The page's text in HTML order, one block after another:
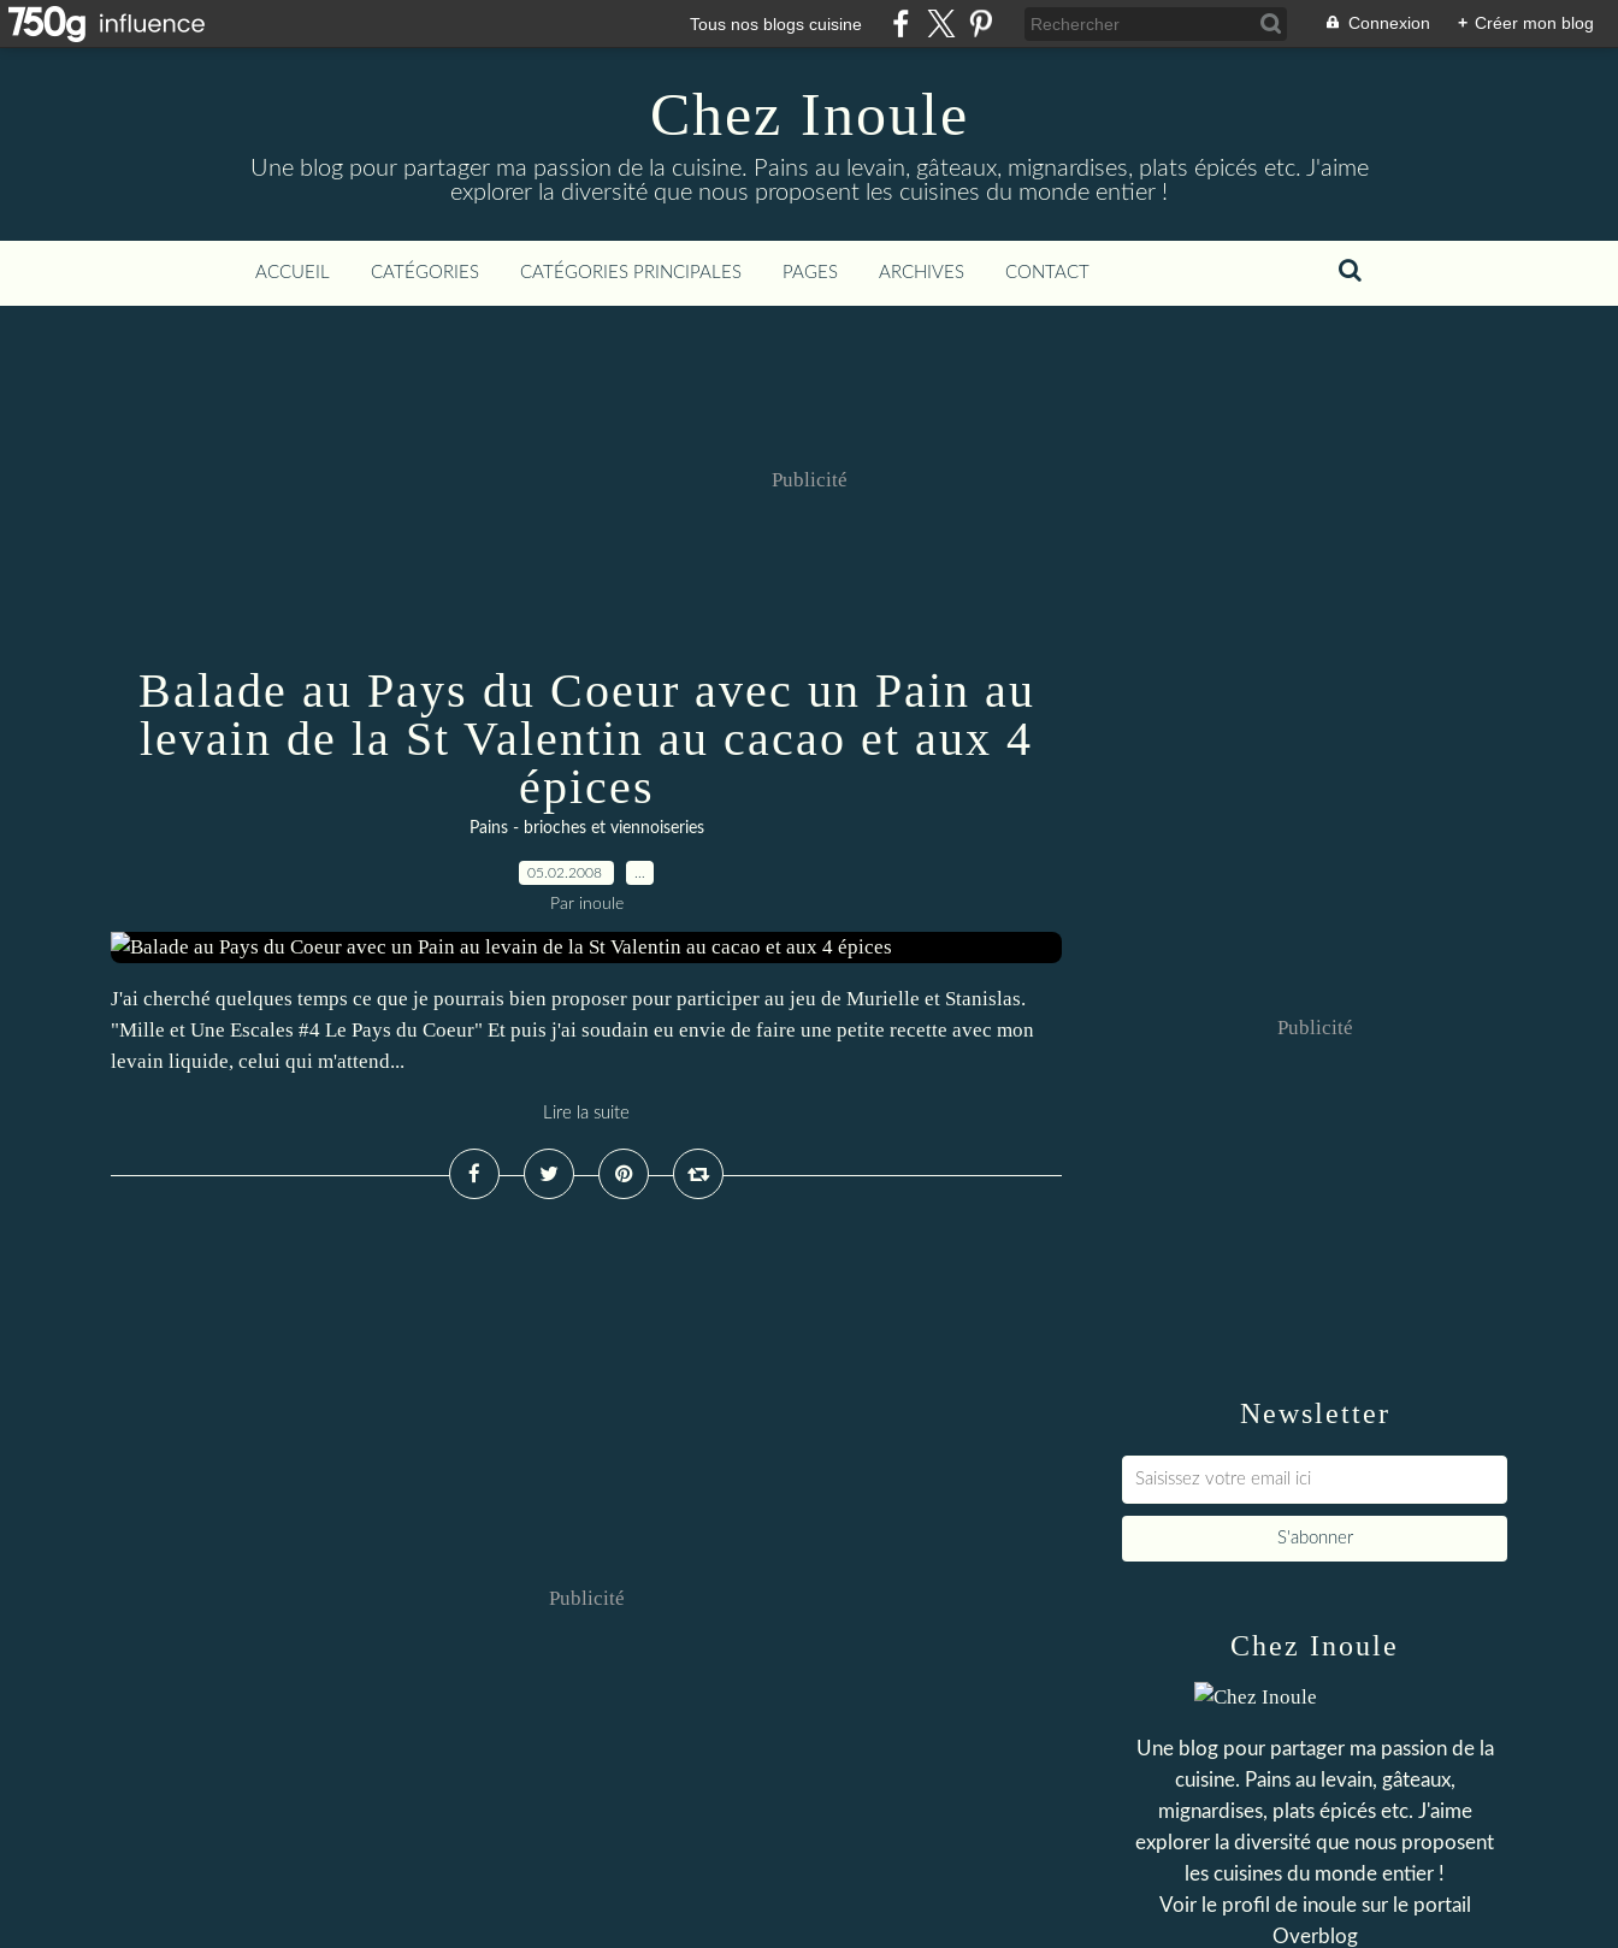
Tous nos blogs cuisine Connexion + Créer mon blog
Chez Inoule
Une blog pour partager ma passion de la cuisine. Pains au levain, gâteaux, mignardises, plats épicés etc. J'aime
explorer la diversité que nous proposent les cuisines du monde entier !
ACCUEIL CATÉGORIES CATÉGORIES PRINCIPALES PAGES ARCHIVES CONTACT
Publicité
Balade au Pays du Coeur avec un Pain au
levain de la St Valentin au cacao et aux 4
épices
Pains - brioches et viennoiseries
05.02.2008
Par inoule
J'ai cherché quelques temps ce que je pourrais bien proposer pour participer au jeu de Murielle et Stanislas.
"Mille et Une Escales #4 Le Pays du Coeur" Et puis j'ai soudain eu envie de faire une petite recette avec mon
levain liquide, celui qui m'attend...
Lire la suite
Publicité
Newsletter
Publicité
Chez Inoule
Une blog pour partager ma passion de la
cuisine. Pains au levain, gâteaux,
mignardises, plats épicés etc. J'aime
explorer la diversité que nous proposent
les cuisines du monde entier !
Voir le profil de inoulesur le portail
Overblog